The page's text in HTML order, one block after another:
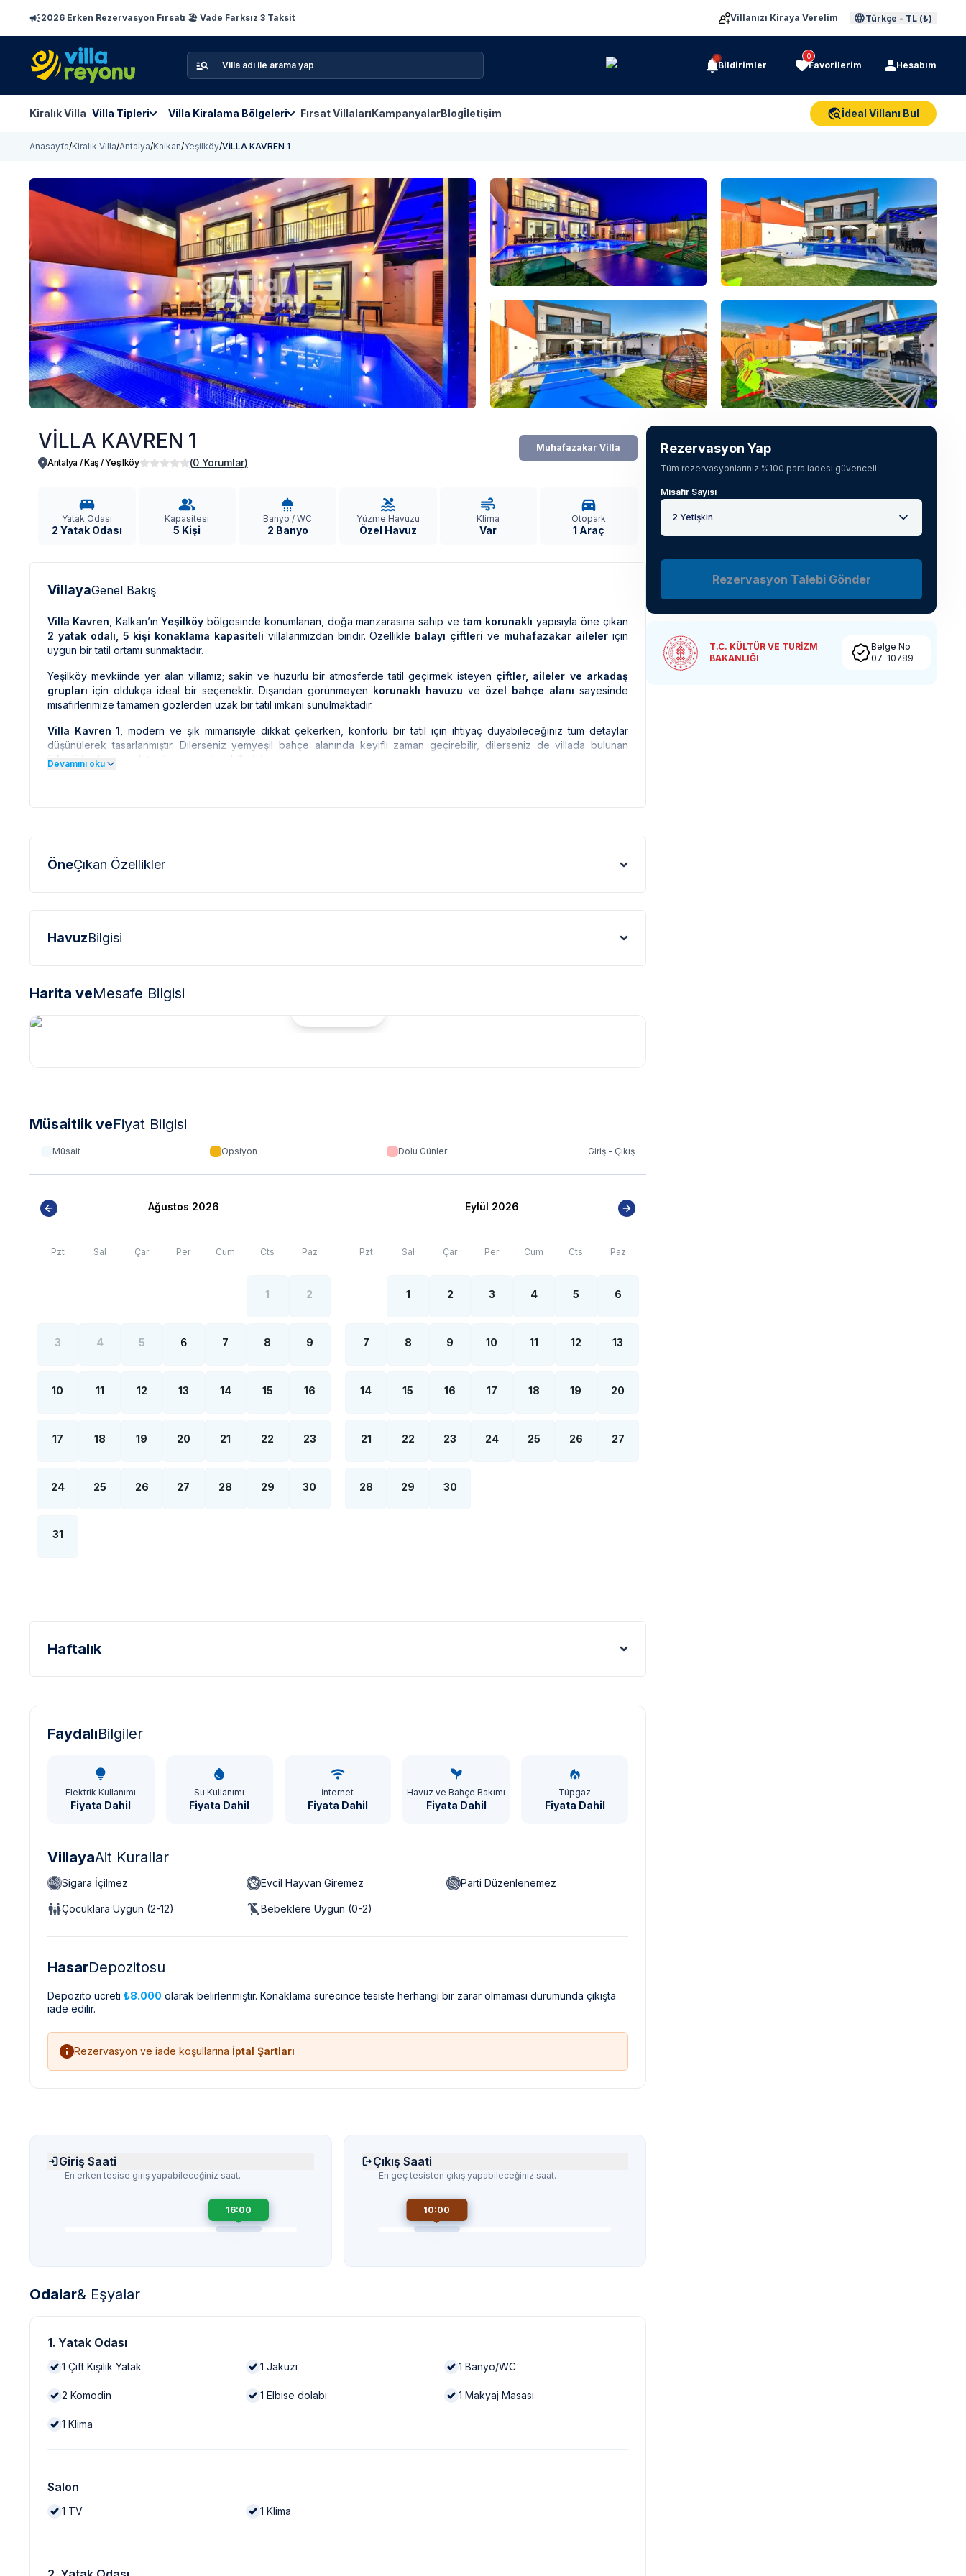
2026 Erken Rezervasyon Fırsatı 🏖️ Vade Farksız 3 Taksit Villanızı Kiraya Verelim Türkçe - TL (₺)
Bildirimler
0
Favorilerim Hesabım
Kiralık Villa Villa Tipleri Villa Kiralama Bölgeleri Fırsat VillalarıKampanyalarBlogİletişim İdeal Villanı Bul
Anasayfa/Kiralık Villa/Antalya/Kalkan/Yeşilköy/VİLLA KAVREN 1
Tüm fotoğrafları gör
VİLLA KAVREN 1
Antalya / Kaş /Yeşilköy (0 Yorumlar)
Muhafazakar Villa
Yatak Odası
2 Yatak Odası
Kapasitesi
5 Kişi
Banyo / WC
2 Banyo
Yüzme Havuzu
Özel Havuz
Klima
Var
Otopark
1 Araç
VillayaGenel Bakış
Villa Kavren , Kalkan’ın Yeşilköy bölgesinde konumlanan, doğa manzarasına sahip ve tam korunaklı yapısıyla öne çıkan
2 yatak odalı, 5 kişi konaklama kapasiteli villalarımızdan biridir. Özellikle balayı çiftleri ve muhafazakar aileler için
uygun bir tatil ortamı sunmaktadır.
Yeşilköy mevkiinde yer alan villamız; sakin ve huzurlu bir atmosferde tatil geçirmek isteyen çiftler, aileler ve arkadaş
grupları için oldukça ideal bir seçenektir. Dışarıdan görünmeyen korunaklı havuzu ve özel bahçe alanı sayesinde
misafirlerimize tamamen gözlerden uzak bir tatil imkanı sunulmaktadır.
Villa Kavren 1 , modern ve şık mimarisiyle dikkat çekerken, konforlu bir tatil için ihtiyaç duyabileceğiniz tüm detaylar
düşünülerek tasarlanmıştır. Dilerseniz yemyeşil bahçe alanında keyifli zaman geçirebilir, dilerseniz de villada bulunan
jakuzide dinlenerek tatilin tadını çıkarabilirsiniz.
olarak görülebilmektedir.
* Kaş ve Kalkan çevresinde bulunan villarımızın bir kısmı, bölge şartları sebebiyle yamaç üzerine kurulmuştur.
olabilmektedir.
* Kaş ve Kalkan bölgesinde özellikle yaz aylarında yoğun nüfus artışı sebebiyle; bölge genelinde nadiren de olsa internet,
Devamını oku
ÖneÇıkan Özellikler
HavuzBilgisi
Harita veMesafe Bilgisi
Müsaitlik veFiyat Bilgisi
Müsait Opsiyon Dolu Günler Giriş - Çıkış
Ağustos 2026
Pzt Sal Çar Per Cum Cts Paz
1 2
3 4 5 6 7 8 9
10 11 12 13 14 15 16
17 18 19 20 21 22 23
24 25 26 27 28 29 30
31
Eylül 2026
Pzt Sal Çar Per Cum Cts Paz
1 2 3 4 5 6
7 8 9 10 11 12 13
14 15 16 17 18 19 20
21 22 23 24 25 26 27
28 29 30
Haftalık
FaydalıBilgiler
Elektrik Kullanımı
Fiyata Dahil
Su Kullanımı
Fiyata Dahil
İnternet
Fiyata Dahil
Havuz ve Bahçe Bakımı
Fiyata Dahil
Tüpgaz
Fiyata Dahil
VillayaAit Kurallar
Sigara İçilmez Evcil Hayvan Giremez Parti Düzenlenemez
Çocuklara Uygun (2-12) Bebeklere Uygun (0-2)
HasarDepozitosu
Depozito ücreti ₺8.000 olarak belirlenmiştir. Konaklama sürecince tesiste herhangi bir zarar olmaması durumunda çıkışta
iade edilir.
Rezervasyon ve iade koşullarına İptal Şartları
Giriş Saati
En erken tesise giriş yapabileceğiniz saat.
16:00
Çıkış Saati
En geç tesisten çıkış yapabileceğiniz saat.
10:00
Odalar& Eşyalar
1. Yatak Odası
1 Çift Kişilik Yatak 1 Jakuzi 1 Banyo/WC
2 Komodin 1 Elbise dolabı 1 Makyaj Masası
1 Klima
Salon
1 TV 1 Klima
Rezervasyon Yap
Tüm rezervasyonlarınız %100 para iadesi güvenceli
Misafir Sayısı
2 Yetişkin
Rezervasyon Talebi Gönder
T.C. KÜLTÜR VE TURİZM
BAKANLIĞI
Belge No
07-10789